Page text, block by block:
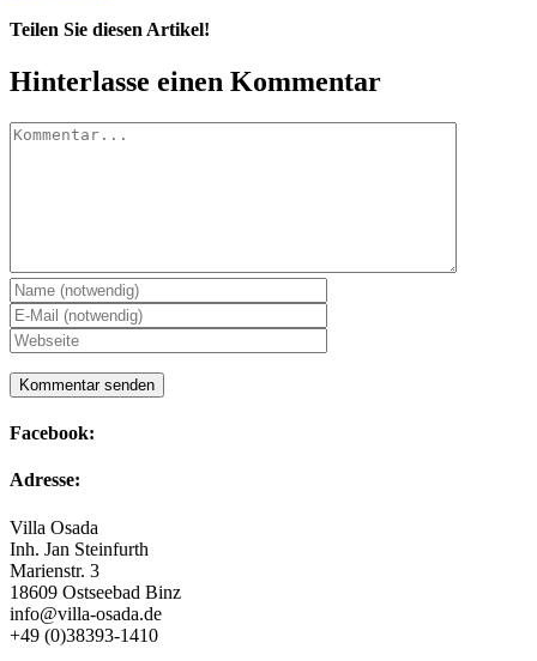
Teilen Sie diesen Artikel!
Facebook
X
Reddit
LinkedIn
WhatsApp
Telegram
Tumblr
Pinterest
Vk
Xing
E-
Mail
Hinterlasse einen Kommentar
Kommentar
Facebook:
Adresse:
Villa Osada
Inh. Jan Steinfurth
Marienstr. 3
18609 Ostseebad Binz
info@villa-osada.de
+49 (0)38393-1410